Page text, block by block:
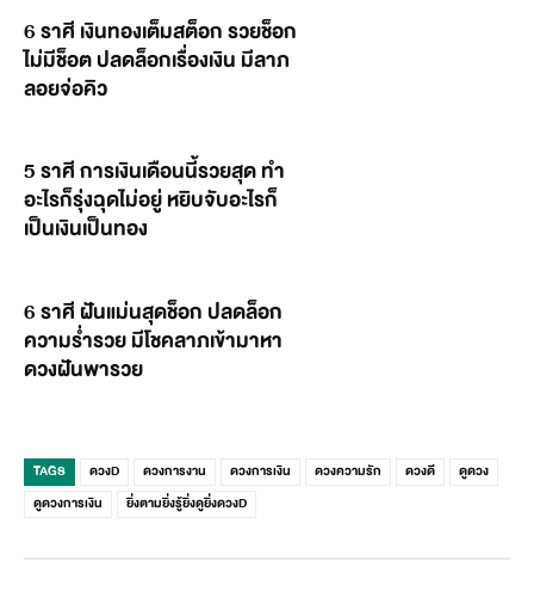
6 ราศี เงินทองเต็มสต็อก รวยช็อก
ไม่มีช็อต ปลดล็อกเรื่องเงิน มีลาภ
ลอยจ่อคิว
5 ราศี การเงินเดือนนี้รวยสุด ทำ
อะไรก็รุ่งฉุดไม่อยู่ หยิบจับอะไรก็
เป็นเงินเป็นทอง
6 ราศี ฝันแม่นสุดช็อก ปลดล็อก
ความร่ำรวย มีโชคลาภเข้ามาหา
ดวงฝันพารวย
TAGS ดวงD ดวงการงาน ดวงการเงิน ดวงความรัก ดวงดี
ดูดวง
ดูดวงการเงิน
ยิ่งตามยิ่งรู้ยิ่งดูยิ่งดวงD